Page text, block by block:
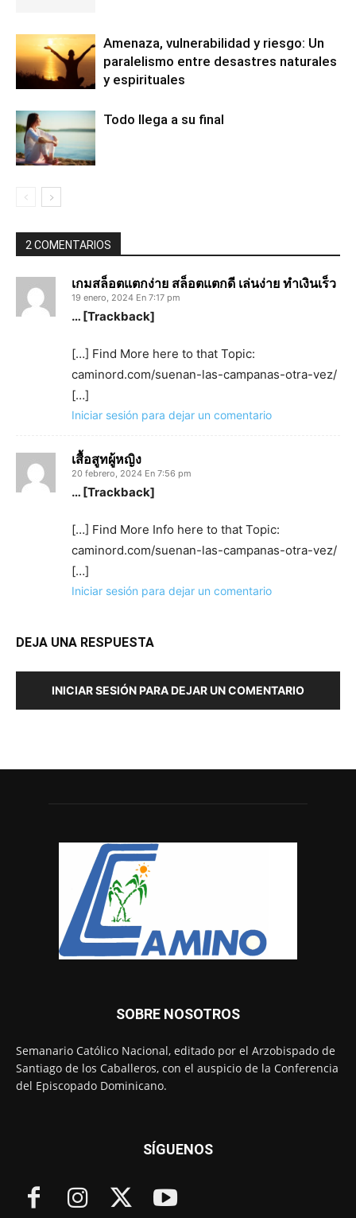
Amenaza, vulnerabilidad y riesgo: Un
paralelismo entre desastres naturales
y espirituales
Todo llega a su final
2 COMENTARIOS
เกมสล็อตแตกง่าย สล็อตแตกดี เล่นง่าย ทำเงินเร็ว
19 enero, 2024 En 7:17 pm
… [Trackback]
[…] Find More here to that Topic:
caminord.com/suenan-las-campanas-otra-vez/
[…]
Iniciar sesión para dejar un comentario
เสื้อสูทผู้หญิง
20 febrero, 2024 En 7:56 pm
… [Trackback]
[…] Find More Info here to that Topic:
caminord.com/suenan-las-campanas-otra-vez/
[…]
Iniciar sesión para dejar un comentario
DEJA UNA RESPUESTA
INICIAR SESIÓN PARA DEJAR UN COMENTARIO
SOBRE NOSOTROS
Semanario Católico Nacional, editado por el Arzobispado de
Santiago de los Caballeros, con el auspicio de la Conferencia
del Episcopado Dominicano.
SÍGUENOS